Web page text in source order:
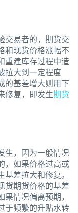
交易者的，期货交
和现货价格涨幅不
重建库存过程中造
拉大到一定程度
的基差增大则用下
修复，即发生期货
生，因为一般情况
，如果价格过高或
差拉大和修复。
货期货价格的基差
情况偏离预期，
于频繁的升贴水转